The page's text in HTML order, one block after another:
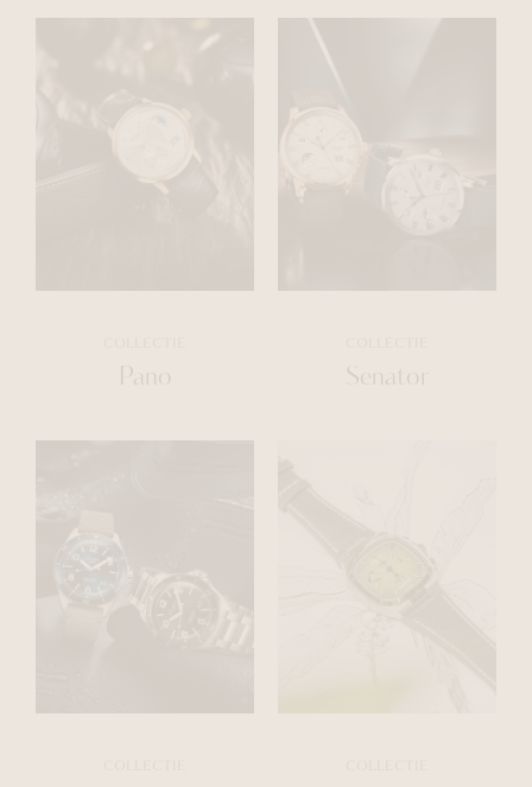
Pano Senator